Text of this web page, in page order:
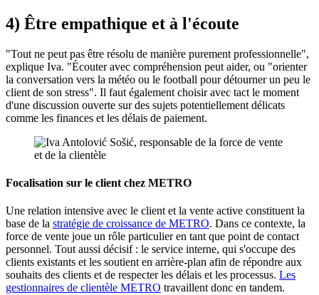
4) Être empathique et à l'écoute
"Tout ne peut pas être résolu de manière purement professionnelle",
explique Iva. "Écouter avec compréhension peut aider, ou "orienter
la conversation vers la météo ou le football pour détourner un peu le
client de son stress". Il faut également choisir avec tact le moment
d'une discussion ouverte sur des sujets potentiellement délicats
comme les finances et les délais de paiement.
Focalisation sur le client chez METRO
Une relation intensive avec le client et la vente active constituent la
base de la stratégie de croissance de METRO. Dans ce contexte, la
force de vente joue un rôle particulier en tant que point de contact
personnel. Tout aussi décisif : le service interne, qui s'occupe des
clients existants et les soutient en arrière-plan afin de répondre aux
souhaits des clients et de respecter les délais et les processus. Les
gestionnaires de clientèle METRO travaillent donc en tandem.